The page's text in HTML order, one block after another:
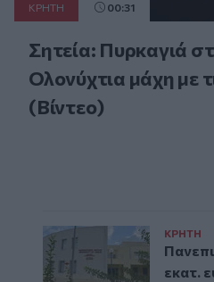
ΚΡΗΤΗ 00:31
Σητεία: Πυρκαγιά
Ολονύχτια μάχη με
(Βίντεο)
ΚΡΗΤΗ
εκατ.